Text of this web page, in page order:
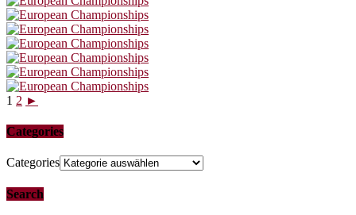
1 2 ►
Categories
Categories
Search